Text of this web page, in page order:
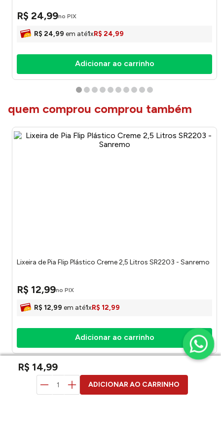
R$ 14,99
ADICIONAR AO CARRINHO
R$ 24,99no PIX
R$ 24,99 em até1xR$ 24,99
Adicionar ao carrinho
quem comprou comprou também
Lixeira de Pia Flip Plástico Creme 2,5 Litros SR2203 - Sanremo
R$ 12,99no PIX
R$ 12,99 em até1xR$ 12,99
Adicionar ao carrinho
duvidas? pergunte aqui